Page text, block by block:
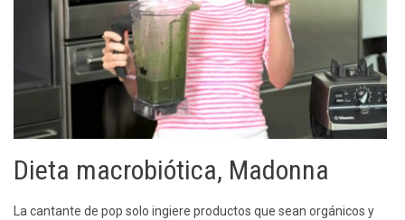
Dieta macrobiótica, Madonna
La cantante de pop solo ingiere productos que sean orgánicos y